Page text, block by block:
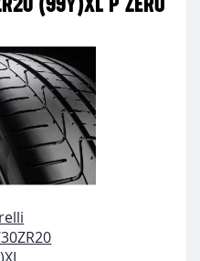
(99Y)XL P ZERO